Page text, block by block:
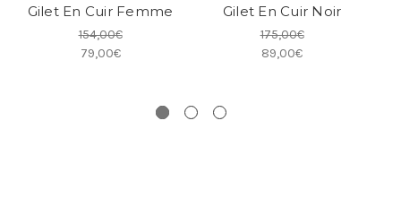
Gilet En Cuir Femme
154,00€
79,00€
Gilet En Cuir Noir
175,00€
89,00€